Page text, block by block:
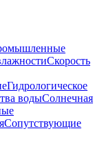
Скорость
Гидрологическое
водыСолнечная
Сопутствующие